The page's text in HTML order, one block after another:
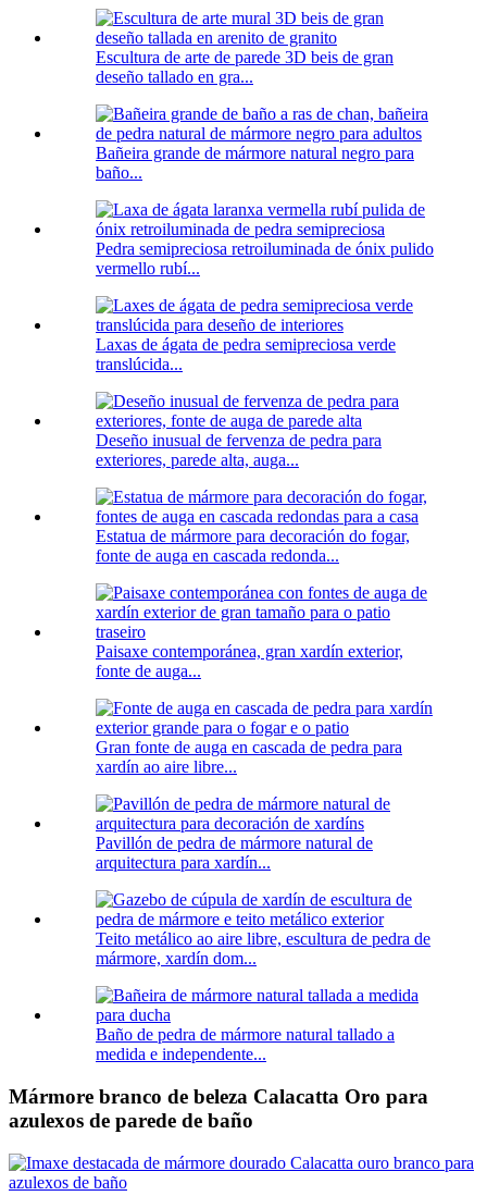
Escultura de arte de parede 3D beis de gran
deseño tallado en gra...
Bañeira grande de mármore natural negro para
baño...
Pedra semipreciosa retroiluminada de ónix pulido
vermello rubí...
Laxas de ágata de pedra semipreciosa verde
translúcida...
Deseño inusual de fervenza de pedra para
exteriores, parede alta, auga...
Estatua de mármore para decoración do fogar,
fonte de auga en cascada redonda...
Paisaxe contemporánea, gran xardín exterior,
fonte de auga...
Gran fonte de auga en cascada de pedra para
xardín ao aire libre...
Pavillón de pedra de mármore natural de
arquitectura para xardín...
Teito metálico ao aire libre, escultura de pedra de
mármore, xardín dom...
Baño de pedra de mármore natural tallado a
medida e independente...
Mármore branco de beleza Calacatta Oro para
azulexos de parede de baño